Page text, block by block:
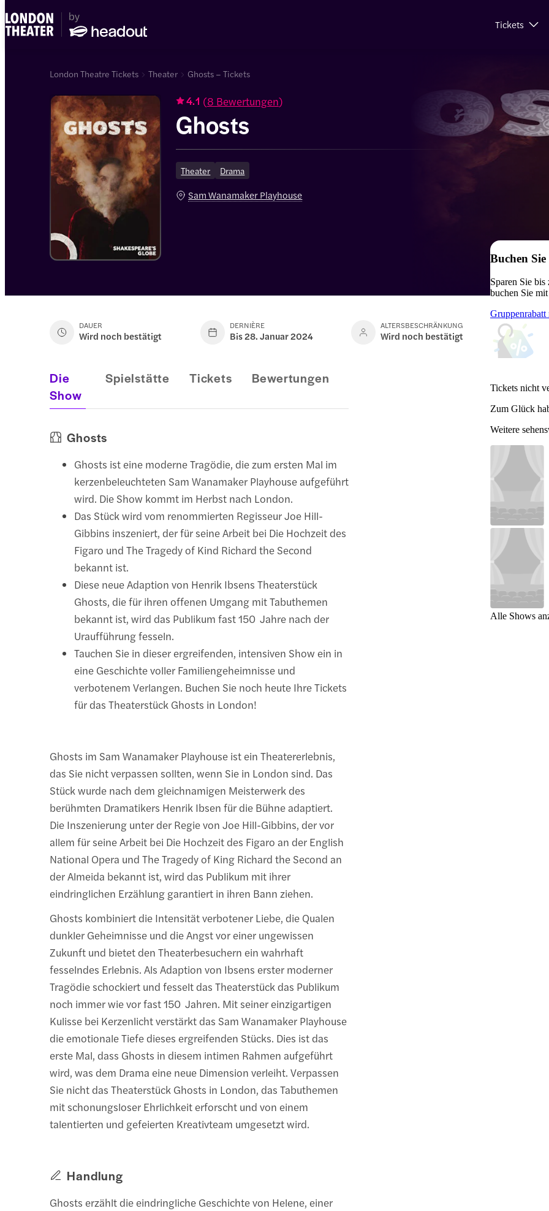
Tickets
London Theatre Tickets Theater Ghosts – Tickets
4.1 (8 Bewertungen)
Ghosts
Theater Drama
Sam Wanamaker Playhouse
DAUER
Wird noch bestätigt
DERNIÈRE
Bis 28. Januar 2024
ALTERSBESCHRÄNKUNG
Wird noch bestätigt
Buchen
Sparen Sie
buchen Sie
Gruppenrabatt
Tickets nicht
Zum Glück
Weitere
Alle Shows
Die
Show
Spielstätte Tickets Bewertungen
Ghosts
Ghosts ist eine moderne Tragödie, die zum ersten Mal im
kerzenbeleuchteten Sam Wanamaker Playhouse aufgeführt
wird. Die Show kommt im Herbst nach London.
Das Stück wird vom renommierten Regisseur Joe Hill-
Gibbins inszeniert, der für seine Arbeit bei Die Hochzeit des
Figaro und The Tragedy of Kind Richard the Second
bekannt ist.
Diese neue Adaption von Henrik Ibsens Theaterstück
Ghosts, die für ihren offenen Umgang mit Tabuthemen
bekannt ist, wird das Publikum fast 150 Jahre nach der
Uraufführung fesseln.
Tauchen Sie in dieser ergreifenden, intensiven Show ein in
eine Geschichte voller Familiengeheimnisse und
verbotenem Verlangen. Buchen Sie noch heute Ihre Tickets
für das Theaterstück Ghosts in London!
Ghosts im Sam Wanamaker Playhouse ist ein Theatererlebnis,
das Sie nicht verpassen sollten, wenn Sie in London sind. Das
Stück wurde nach dem gleichnamigen Meisterwerk des
berühmten Dramatikers Henrik Ibsen für die Bühne adaptiert.
Die Inszenierung unter der Regie von Joe Hill-Gibbins, der vor
allem für seine Arbeit bei Die Hochzeit des Figaro an der English
National Opera und The Tragedy of King Richard the Second an
der Almeida bekannt ist, wird das Publikum mit ihrer
eindringlichen Erzählung garantiert in ihren Bann ziehen.
Ghosts kombiniert die Intensität verbotener Liebe, die Qualen
dunkler Geheimnisse und die Angst vor einer ungewissen
Zukunft und bietet den Theaterbesuchern ein wahrhaft
fesselndes Erlebnis. Als Adaption von Ibsens erster moderner
Tragödie schockiert und fesselt das Theaterstück das Publikum
noch immer wie vor fast 150 Jahren. Mit seiner einzigartigen
Kulisse bei Kerzenlicht verstärkt das Sam Wanamaker Playhouse
die emotionale Tiefe dieses ergreifenden Stücks. Dies ist das
erste Mal, dass Ghosts in diesem intimen Rahmen aufgeführt
wird, was dem Drama eine neue Dimension verleiht. Verpassen
Sie nicht das Theaterstück Ghosts in London, das Tabuthemen
mit schonungsloser Ehrlichkeit erforscht und von einem
talentierten und gefeierten Kreativteam umgesetzt wird.
Handlung
Ghosts erzählt die eindringliche Geschichte von Helene, einer